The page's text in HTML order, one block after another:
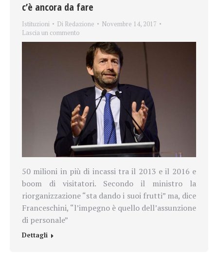
c’è ancora da fare
Istituzioni Di Redazione
Novembre 14, 2017
Lascia un commento
50 milioni in più di incassi tra il 2013 e il 2016 e
boom di visitatori. Secondo il ministro la
riorganizzazione “sta dando i suoi frutti” ma, dice
Franceschini, “l’impegno è quello dell’assunzione
di personale”
Dettagli